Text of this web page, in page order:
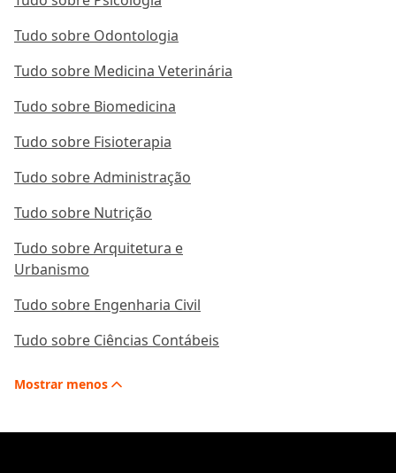
Tudo sobre Odontologia
Tudo sobre Medicina Veterinária
Tudo sobre Biomedicina
Tudo sobre Fisioterapia
Tudo sobre Administração
Tudo sobre Nutrição
Tudo sobre Arquitetura e
Urbanismo
Tudo sobre Engenharia Civil
Tudo sobre Ciências Contábeis
Mostrar menos